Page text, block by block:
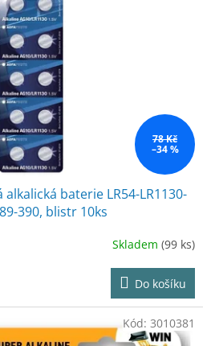
78 Kč
–34 %
baterie LR54-LR1130-
390, blistr 10ks
Skladem (99 ks)
Do košíku
Kód: 3010381